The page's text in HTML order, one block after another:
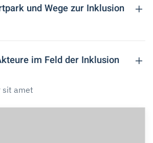
und Wege zur Inklusion
im Feld der Inklusion
sit amet